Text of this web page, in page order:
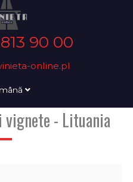
90 00
online.pl
vignete - Lituania